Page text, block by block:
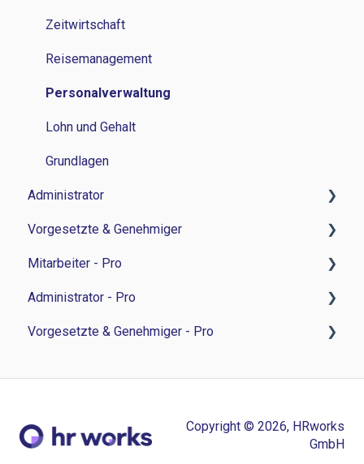
Zeitwirtschaft
Reisemanagement
Personalverwaltung
Lohn und Gehalt
Grundlagen
Administrator
Zeitwirtschaft
Reisemanagement
Personalverwaltung
Personalentwicklung
Grundlagen
Vorgesetzte & Genehmiger
Zeitwirtschaft
Personalverwaltung
Bewerbermanagament
Mitarbeiter - Pro
Feedback-Sessions - Personalentwicklung
Ziele - Personalentwicklung
Umfragen - Personalentwicklung
Administrator - Pro
Feedback-Session - Personalentwicklung
Aufgaben - Personalentwicklung
Vorgesetzte & Genehmiger - Pro
Besprechungsnotizen - Personalentwicklung
Copyright © 2026, HRworks
GmbH